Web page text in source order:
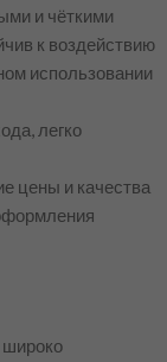
и чёткими
к воздействию
использовании
легко
цены и качества